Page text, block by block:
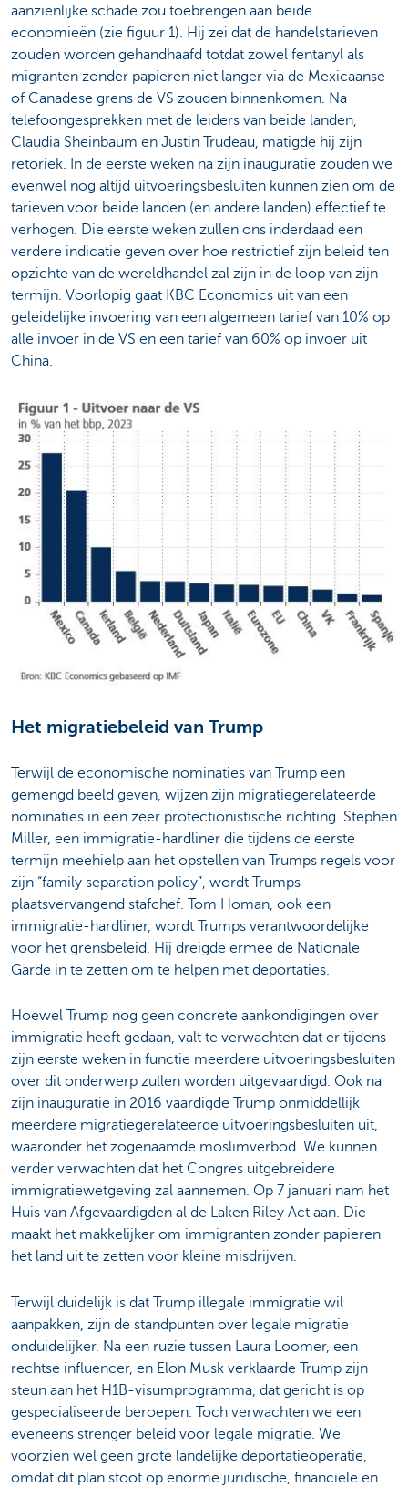
aanzienlijke schade zou toebrengen aan beide
economieën (zie figuur 1). Hij zei dat de handelstarieven
zouden worden gehandhaafd totdat zowel fentanyl als
migranten zonder papieren niet langer via de Mexicaanse
of Canadese grens de VS zouden binnenkomen. Na
telefoongesprekken met de leiders van beide landen,
Claudia Sheinbaum en Justin Trudeau, matigde hij zijn
retoriek. In de eerste weken na zijn inauguratie zouden we
evenwel nog altijd uitvoeringsbesluiten kunnen zien om de
tarieven voor beide landen (en andere landen) effectief te
verhogen. Die eerste weken zullen ons inderdaad een
verdere indicatie geven over hoe restrictief zijn beleid ten
opzichte van de wereldhandel zal zijn in de loop van zijn
termijn. Voorlopig gaat KBC Economics uit van een
geleidelijke invoering van een algemeen tarief van 10% op
alle invoer in de VS en een tarief van 60% op invoer uit
China.
Het migratiebeleid van Trump
Terwijl de economische nominaties van Trump een
gemengd beeld geven, wijzen zijn migratiegerelateerde
nominaties in een zeer protectionistische richting. Stephen
Miller, een immigratie-hardliner die tijdens de eerste
termijn meehielp aan het opstellen van Trumps regels voor
zijn “family separation policy”, wordt Trumps
plaatsvervangend stafchef. Tom Homan, ook een
immigratie-hardliner, wordt Trumps verantwoordelijke
voor het grensbeleid. Hij dreigde ermee de Nationale
Garde in te zetten om te helpen met deportaties.
Hoewel Trump nog geen concrete aankondigingen over
immigratie heeft gedaan, valt te verwachten dat er tijdens
zijn eerste weken in functie meerdere uitvoeringsbesluiten
over dit onderwerp zullen worden uitgevaardigd. Ook na
zijn inauguratie in 2016 vaardigde Trump onmiddellijk
meerdere migratiegerelateerde uitvoeringsbesluiten uit,
waaronder het zogenaamde moslimverbod. We kunnen
verder verwachten dat het Congres uitgebreidere
immigratiewetgeving zal aannemen. Op 7 januari nam het
Huis van Afgevaardigden al de Laken Riley Act aan. Die
maakt het makkelijker om immigranten zonder papieren
het land uit te zetten voor kleine misdrijven.
Terwijl duidelijk is dat Trump illegale immigratie wil
aanpakken, zijn de standpunten over legale migratie
onduidelijker. Na een ruzie tussen Laura Loomer, een
rechtse influencer, en Elon Musk verklaarde Trump zijn
steun aan het H1B-visumprogramma, dat gericht is op
gespecialiseerde beroepen. Toch verwachten we een
eveneens strenger beleid voor legale migratie. We
voorzien wel geen grote landelijke deportatieoperatie,
omdat dit plan stoot op enorme juridische, financiële en